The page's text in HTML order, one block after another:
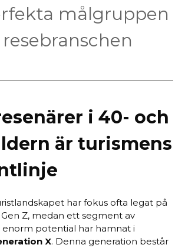
målgruppen
i 40- och
är turismens
har fokus ofta legat på
Z, medan ett segment av
potential har hamnat i
X. Denna generation består